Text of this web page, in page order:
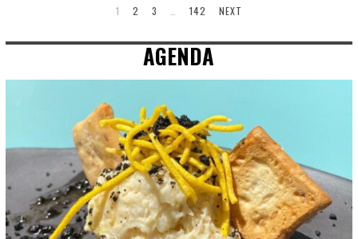
1 2 3 142 NEXT
AGENDA